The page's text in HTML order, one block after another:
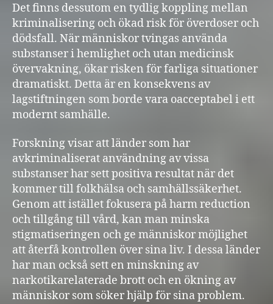
Det finns dessutom en tydlig koppling mellan
kriminalisering och ökad risk för överdoser och
dödsfall. När människor tvingas använda
substanser i hemlighet och utan medicinsk
övervakning, ökar risken för farliga situationer
dramatiskt. Detta är en konsekvens av
lagstiftningen som borde vara oacceptabel i ett
modernt samhälle.
Forskning visar att länder som har
avkriminaliserat användning av vissa
substanser har sett positiva resultat när det
kommer till folkhälsa och samhällssäkerhet.
Genom att istället fokusera på harm reduction
och tillgång till vård, kan man minska
stigmatiseringen och ge människor möjlighet
att återfå kontrollen över sina liv. I dessa länder
har man också sett en minskning av
narkotikarelaterade brott och en ökning av
människor som söker hjälp för sina problem.